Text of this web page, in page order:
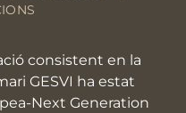
consistent en la
GESVI ha estat
Next Generation